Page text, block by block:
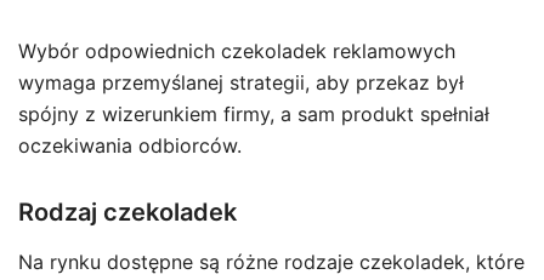
Wybór odpowiednich czekoladek reklamowych
wymaga przemyślanej strategii, aby przekaz był
spójny z wizerunkiem firmy, a sam produkt spełniał
oczekiwania odbiorców.
Rodzaj czekoladek
Na rynku dostępne są różne rodzaje czekoladek, które